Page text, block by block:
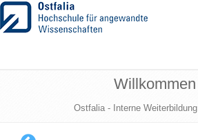
Willkommen
Ostfalia - Interne Weiterbildung